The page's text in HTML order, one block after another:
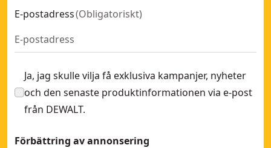
E-postadress(Obligatoriskt)
Ja, jag skulle vilja få exklusiva kampanjer, nyheter
och den senaste produktinformationen via e-post
från DEWALT.
Förbättring av annonsering